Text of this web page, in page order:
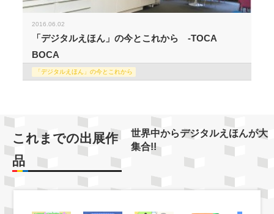
2016.06.02
「デジタルえほん」の今とこれから -TOCA
BOCA
「デジタルえほん」の今とこれから
これまでの出展作
品
世界中からデジタルえほんが大
集合!!